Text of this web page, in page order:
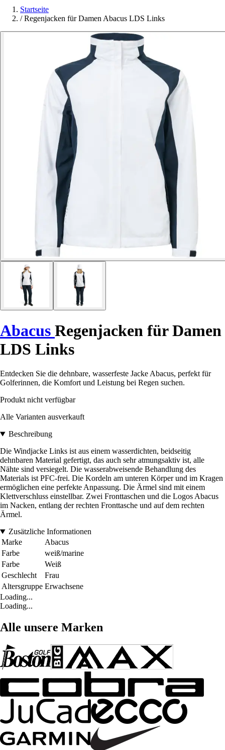
Startseite
/ Regenjacken für Damen Abacus LDS Links
Abacus Regenjacken für Damen
LDS Links
Entdecken Sie die dehnbare, wasserfeste Jacke Abacus, perfekt für
Golferinnen, die Komfort und Leistung bei Regen suchen.
Produkt nicht verfügbar
Alle Varianten ausverkauft
Beschreibung
Die Windjacke Links ist aus einem wasserdichten, beidseitig
dehnbaren Material gefertigt, das auch sehr atmungsaktiv ist, alle
Nähte sind versiegelt. Die wasserabweisende Behandlung des
Materials ist PFC-frei. Die Kordeln am unteren Körper und im Kragen
ermöglichen eine perfekte Anpassung. Die Ärmel sind mit einem
Klettverschluss einstellbar. Zwei Fronttaschen und die Logos Abacus
im Nacken, entlang der rechten Fronttasche und auf dem rechten
Ärmel.
Zusätzliche Informationen
Marke
Abacus
Farbe
weiß/marine
Farbe
Weiß
Geschlecht
Frau
Altersgruppe Erwachsene
Loading...
Loading...
Alle unsere Marken